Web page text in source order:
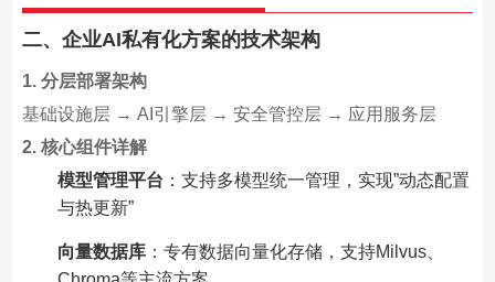
二、企业AI私有化方案的技术架构
1. 分层部署架构
基础设施层 → AI引擎层 → 安全管控层 → 应用服务层
2. 核心组件详解
模型管理平台 ：支持多模型统一管理，实现”动态配置
与热更新”
向量数据库：专有数据向量化存储，支持Milvus、